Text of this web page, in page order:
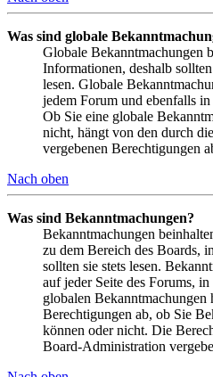
Was sind globale
Globale Bekanntmachungen
Informationen, deshalb
lesen. Globale
jedem Forum und ebenfalls
Ob Sie eine globale
nicht, hängt von den durch
vergebenen Berechtigungen
Nach oben
Was sind Bekanntmachungen?
Bekanntmachungen
zu dem Bereich des Boards,
sollten sie stets lesen.
auf jeder Seite des Forums,
globalen Bekanntmachungen
Berechtigungen ab, ob Sie
können oder nicht. Die
Board-Administration